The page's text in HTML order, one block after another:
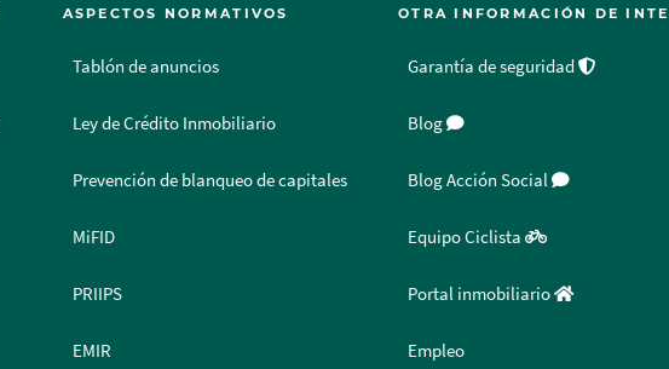
ASPECTOS NORMATIVOS
Tablón de anuncios
Ley de Crédito Inmobiliario
Prevención de blanqueo de capitales
MiFID
PRIIPS
EMIR
OTRA INFORMACIÓN DE
Garantía de seguridad
Blog
Blog Acción Social
Equipo Ciclista
Portal inmobiliario
Empleo